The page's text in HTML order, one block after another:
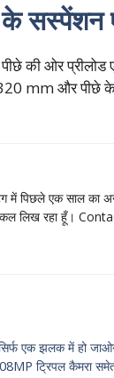
सस्पेंशन
की ओर प्रीलोड
mm और पीछे
में पिछले एक साल का
लिख रहा हूँ।
एक झलक में हो
ट्रिपल कैमरा